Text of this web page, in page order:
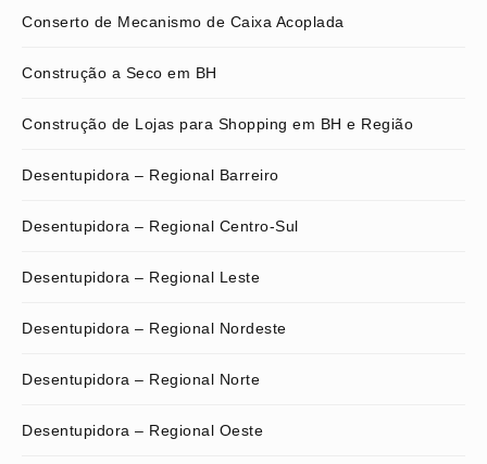
Conserto de Mecanismo de Caixa Acoplada
Construção a Seco em BH
Construção de Lojas para Shopping em BH e Região
Desentupidora – Regional Barreiro
Desentupidora – Regional Centro-Sul
Desentupidora – Regional Leste
Desentupidora – Regional Nordeste
Desentupidora – Regional Norte
Desentupidora – Regional Oeste